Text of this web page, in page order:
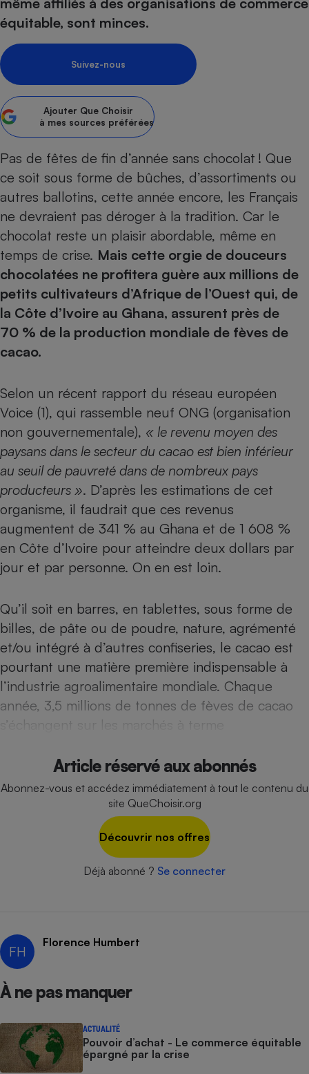
équitable, sont minces.
Suivez-nous
Ajouter Que Choisir
à mes sources préférées
Pas de fêtes de fin d’année sans chocolat ! Que
ce soit sous forme de bûches, d’assortiments ou
autres ballotins, cette année encore, les Français
ne devraient pas déroger à la tradition. Car le
chocolat reste un plaisir abordable, même en
temps de crise. Mais cette orgie de douceurs
chocolatées ne profitera guère aux millions de
petits cultivateurs d’Afrique de l’Ouest qui, de
la Côte d’Ivoire au Ghana, assurent près de
70 % de la production mondiale de fèves de
cacao.
Selon un récent rapport du réseau européen
Voice (1), qui rassemble neuf ONG (organisation
non gouvernementale), « le revenu moyen des
paysans dans le secteur du cacao est bien inférieur
au seuil de pauvreté dans de nombreux pays
producteurs ». D’après les estimations de cet
organisme, il faudrait que ces revenus
augmentent de 341 % au Ghana et de 1 608 %
en Côte d’Ivoire pour atteindre deux dollars par
jour et par personne. On en est loin.
Qu’il soit en barres, en tablettes, sous forme de
billes, de pâte ou de poudre, nature, agrémenté
et/ou intégré à d’autres confiseries, le cacao est
pourtant une matière première indispensable à
l’industrie agroalimentaire mondiale. Chaque
année, 3,5 millions de tonnes de fèves de cacao
s’échangent sur les marchés à terme
Article réservé aux abonnés
Abonnez-vous et accédez immédiatement à tout le contenu du
site QueChoisir.org
Découvrir nos offres
Déjà abonné ? Se connecter
FH
Florence Humbert
À ne pas manquer
ACTUALITÉ
Pouvoir d’achat - Le commerce équitable
épargné par la crise
Sécurité - Hygiène
Supermarché - Drive
Complément
bouteille
Assurance
Epargne - Fiscalité
Mutuelle
Banque
Circulation routière
Pièce détachée
Moto
Comparateur auto
Comparatif
Comparatif aspirateur
Comparatif aspirateur
Comparatif cafetière
Comparatif robot cuiseur
Comparatif centrale
Gros électroménager
Petit électroménager -
Lave-linge
Plaque de cuisson à
induction
Comparatif casque audio
Comparatif ultrabook
Comparatif tablette
Image et son
Informatique
Internet
Téléphonie
Téléviseur
Téléphone mobile -
Smartphone
Comparatif tondeuse
Aménagement
Bricolage - Jardinage
Chauffage
Produit d'entretien
Sécurité domestique
Matelas
Maladie - Médecine -
Système de santé -
Antimoustique
Maison de retraite
Retraite
Choisir son fioul
Choisir son pellet
Comparateur assurance emprunteur
Tous les comparateurs
Toutes les cartes interactives
Speedtest - Testez le débit de votre
connexion Internet